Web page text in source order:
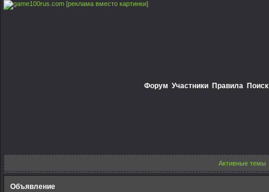
[реклама вместо картинки]
Форум Участники Правила Поиск
Активные темы
Объявление